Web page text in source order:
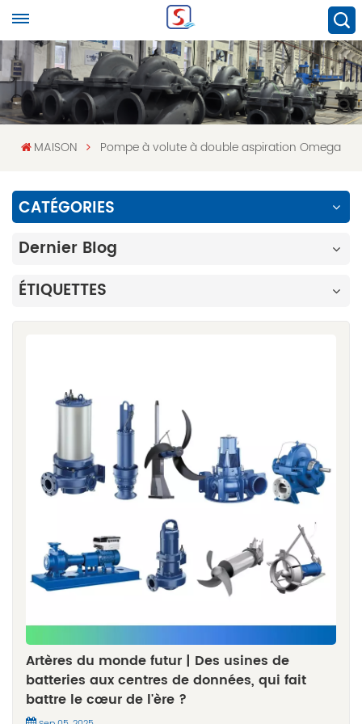
MAISON Pompe à volute à double aspiration Omega
CATÉGORIES
Dernier Blog
ÉTIQUETTES
Artères du monde futur | Des usines de
batteries aux centres de données, qui fait
battre le cœur de l'ère ?